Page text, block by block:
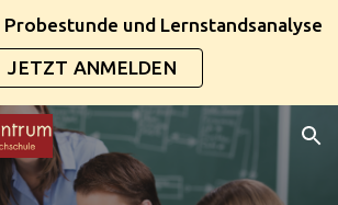
Skip to navigation
und Lernstandsanalyse
JETZT ANMELDEN